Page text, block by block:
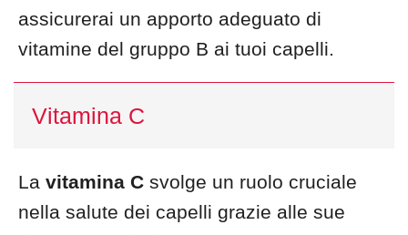
assicurerai un apporto adeguato di
vitamine del gruppo B ai tuoi capelli.
Vitamina C
La vitamina C svolge un ruolo cruciale
nella salute dei capelli grazie alle sue